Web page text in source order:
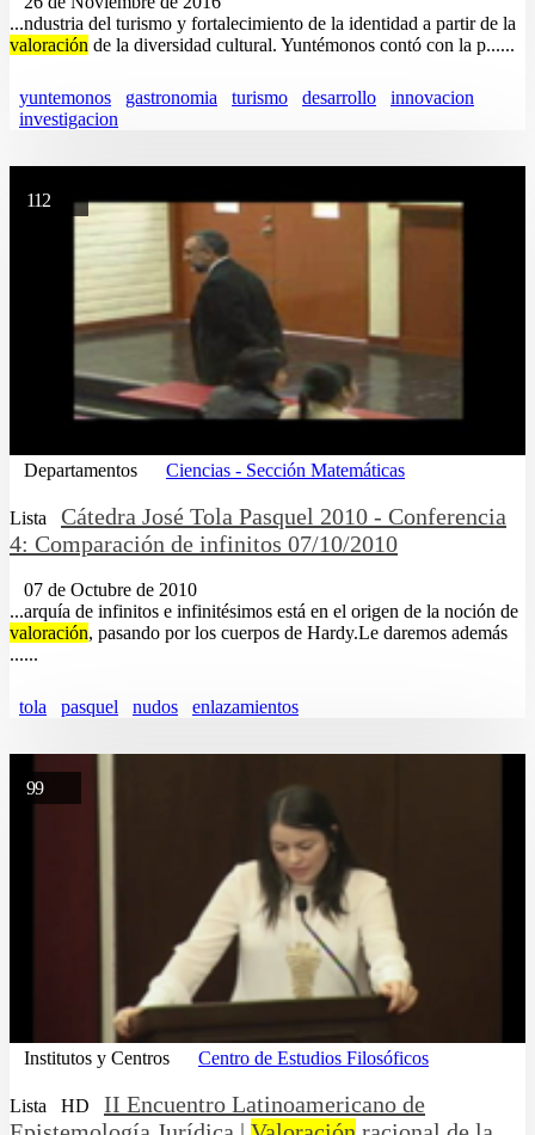
...ndustria del turismo y fortalecimiento de la identidad a partir de la
valoración de la diversidad cultural. Yuntémonos contó con la p......
yuntemonos gastronomia turismo desarrollo
innovacion
investigacion
112
Departamentos Ciencias - Sección Matemáticas
Lista
Cátedra José Tola Pasquel 2010 - Conferencia
4: Comparación de infinitos 07/10/2010
07 de Octubre de 2010
...arquía de infinitos e infinitésimos está en el origen de la noción de
valoración, pasando por los cuerpos de Hardy.Le daremos además
......
tola pasquel nudos enlazamientos
99
Institutos y Centros Centro de Estudios Filosóficos
Lista HD
II Encuentro Latinoamericano de